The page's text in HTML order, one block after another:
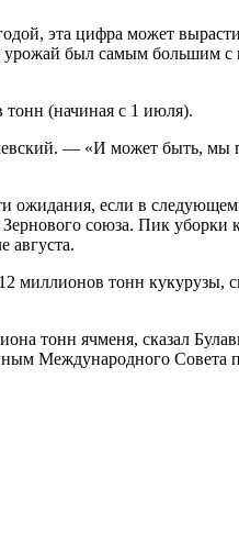
эта цифра может
был самым большим с
тонн (начиная с 1 июля).
— «И может быть, мы
если в следующем
союза. Пик
августа.
миллионов тонн кукурузы,
тонн ячменя, сказал
Международного Совета